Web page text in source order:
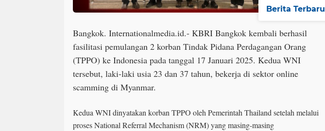
Bangkok. Internationalmedia.id.- KBRI Bangkok kembali berhasil
fasilitasi pemulangan 2 korban Tindak Pidana Perdagangan Orang
(TPPO) ke Indonesia pada tanggal 17 Januari 2025. Kedua WNI
tersebut, laki-laki usia 23 dan 37 tahun, bekerja di sektor online
scamming di Myanmar.
Kedua WNI dinyatakan korban TPPO oleh Pemerintah Thailand setelah melalui
proses National Referral Mechanism (NRM) yang masing-masing
Berita Terbaru